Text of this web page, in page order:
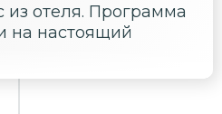
из отеля. Программа
на настоящий